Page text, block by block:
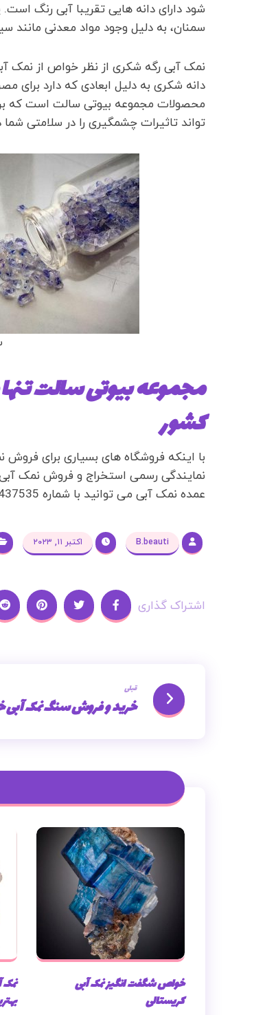
شود دارای دانه هایی تقریبا آبی رنگ
سمنان، به دلیل وجود مواد معدنی
نمک آبی رگه شکری از نظر خواص از نمک
دانه شکری به دلیل ابعادی که دارد
محصولات مجموعه بیوتی سالت است که
تواند تاثیرات چشمگیری را در سلامتی
مجموعه بیوتی سالت
کشور
با اینکه فروشگاه های بسیاری برای فروش
نمایندگی رسمی استخراج و فروش نمک
عمده نمک آبی می توانید با شماره 09120437535
B.beauti اکتبر ۱۱, ۲۰۲۳
قبلی
خرید و فروش سنگ نمک آبی
خواص شگفت انگیز نمک آبی
کریستالی